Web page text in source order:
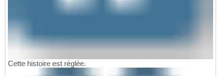
Cette histoire est réglée.